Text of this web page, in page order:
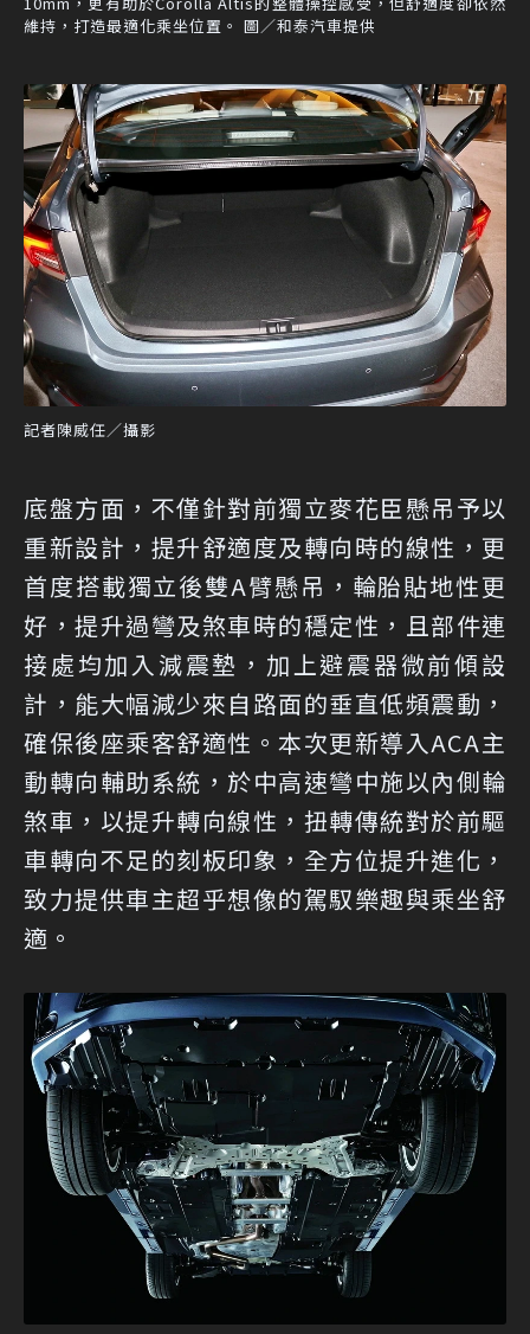
維持，打造最適化乘坐位置。 圖／和泰汽車提供
記者陳威任／攝影
底盤方面，不僅針對前獨立麥花臣懸吊予以
重新設計，提升舒適度及轉向時的線性，更
首度搭載獨立後雙A臂懸吊，輪胎貼地性更
好，提升過彎及煞車時的穩定性，且部件連
接處均加入減震墊，加上避震器微前傾設
計，能大幅減少來自路面的垂直低頻震動，
確保後座乘客舒適性。本次更新導入ACA主
動轉向輔助系統，於中高速彎中施以內側輪
煞車，以提升轉向線性，扭轉傳統對於前驅
車轉向不足的刻板印象，全方位提升進化，
致力提供車主超乎想像的駕馭樂趣與乘坐舒
適。